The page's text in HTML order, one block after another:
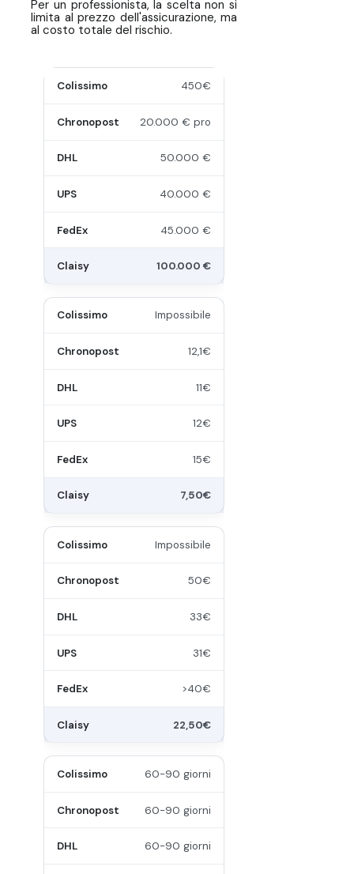
Per un professionista, la scelta non si
limita al prezzo dell'assicurazione, ma
al costo totale del rischio.
450€
20.000 € pro
50.000 €
40.000 €
45.000 €
100.000 €
Impossibile
12,1€
11€
12€
15€
7,50€
Impossibile
50€
33€
31€
>40€
22,50€
60-90 giorni
60-90 giorni
60-90 giorni